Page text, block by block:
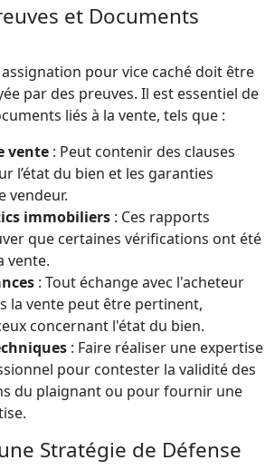
et Documents
pour vice caché doit être
par des preuves. Il est essentiel de
liés à la vente, tels que :
vente : Peut contenir des clauses
l’état du bien et les garanties
vendeur.
immobiliers : Ces rapports
que certaines vérifications ont été
vente.
: Tout échange avec l'acheteur
la vente peut être pertinent,
concernant l'état du bien.
: Faire réaliser une expertise
pour contester la validité des
du plaignant ou pour fournir une
Stratégie de Défense